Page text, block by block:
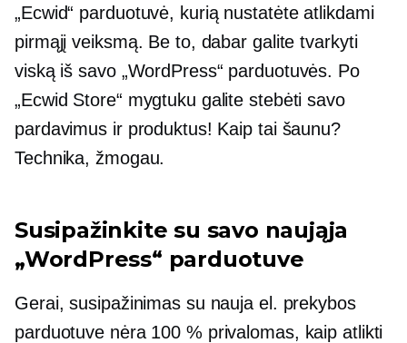
„Ecwid“ parduotuvė, kurią nustatėte atlikdami
pirmąjį veiksmą. Be to, dabar galite tvarkyti
viską iš savo „WordPress“ parduotuvės. Po
„Ecwid Store“ mygtuku galite stebėti savo
pardavimus ir produktus! Kaip tai šaunu?
Technika, žmogau.
Susipažinkite su savo naująja
„WordPress“ parduotuve
Gerai, susipažinimas su nauja el. prekybos
parduotuve nėra 100 % privalomas, kaip atlikti